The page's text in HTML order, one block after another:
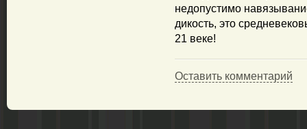
недопустимо
дикость, это
21 веке!
Оставить комментарий